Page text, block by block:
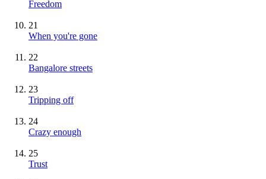
Freedom
21
When you're gone
22
Bangalore streets
23
Tripping off
24
Crazy enough
25
Trust